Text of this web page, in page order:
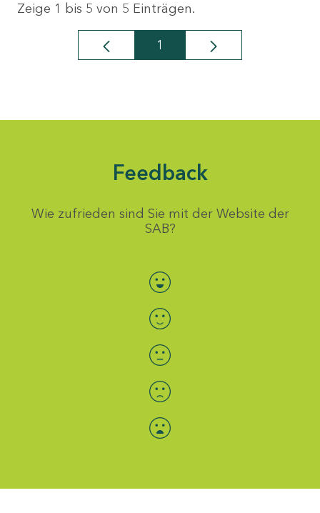
Zeige 1 bis 5 von 5 Einträgen.
Seite
1
Feedback
Wie zufrieden sind Sie mit der Website der
SAB?
Bewertung auswählen